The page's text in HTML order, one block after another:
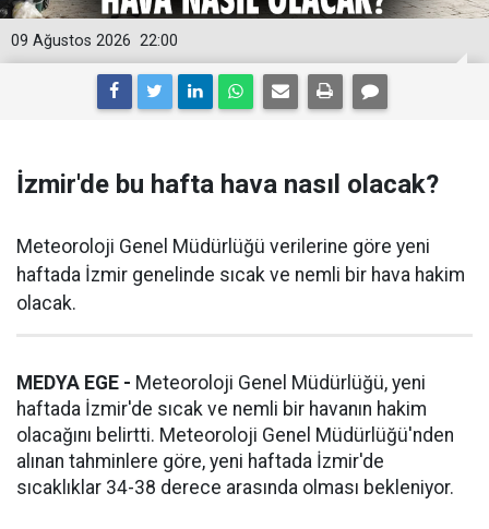
22:00
09 Ağustos 2026
İzmir'de bu hafta hava nasıl olacak?
Meteoroloji Genel Müdürlüğü verilerine göre yeni
haftada İzmir genelinde sıcak ve nemli bir hava hakim
olacak.
MEDYA EGE - Meteoroloji Genel Müdürlüğü, yeni
haftada İzmir'de sıcak ve nemli bir havanın hakim
olacağını belirtti. Meteoroloji Genel Müdürlüğü'nden
alınan tahminlere göre, yeni haftada İzmir'de
sıcaklıklar 34-38 derece arasında olması bekleniyor.